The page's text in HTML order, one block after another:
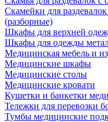
Скамейки для
(разборные)
Шкафы для верхней
Шкафы для одежды
Медицинская мебель и
Медицинские шкафы
Медицинские столы
Медицинские кровати
Кушетки и банкетки
Тележки для перевозки
Тумбы медицинские